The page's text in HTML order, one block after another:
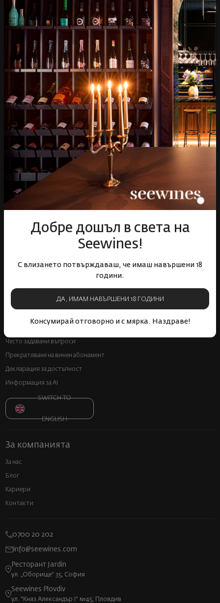
Добре дошъл в света на
Seewines!
С влизането потвърждаваш, че имаш навършени 18
години.
ДА, ИМАМ НАВЪРШЕНИ 18 ГОДИНИ
Консумирай отговорно и с мярка. Наздраве!
Бърза доставка за
цялата страна
Лоялна програма и
отстъпки
ВИНО
Спиртни
Подаръци
Гурме
Аксесоари
Корпоративни клиенти
Бели вина Червени вина Розе Пенливи вина
Политика за поверителност
Често задавани въпроси
Прекратяване на винен абонамент
Декларация за достъпност
Информация за AI
SWITCH TO
ENGLISH
За компанията
За нас
Блог
Кариери
Контакти
0700 20 202
info@seewines.com
Ресторант Jardin
ул. „Оборище“ 35, София
Seewines Plovdiv
ул. "Княз Александър I" №45, Пловдив